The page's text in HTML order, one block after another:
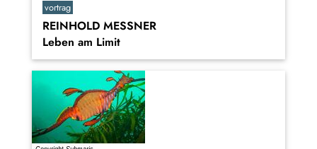
vortrag
REINHOLD MESSNER
Leben am Limit